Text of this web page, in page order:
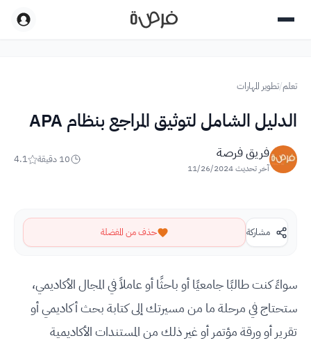
تعلم/تطوير المهارات
الدليل الشامل لتوثيق المراجع بنظام APA
فريق فرصة
آخر تحديث11/26/2024
10 دقيقة 4.1
مشاركة حذف من المفضلة
سواءً كنت طالبًا جامعيًا أو باحثًا أو عاملاً في المجال الأكاديمي،
ستحتاج في مرحلة ما من مسيرتك إلى كتابة بحث أكاديمي أو
تقرير أو ورقة مؤتمر أو غير ذلك من المستندات الأكاديمية